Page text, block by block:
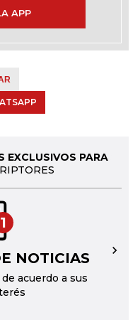
APP
EXCLUSIVOS PARA
1
NOTICIAS
acuerdo a sus
→